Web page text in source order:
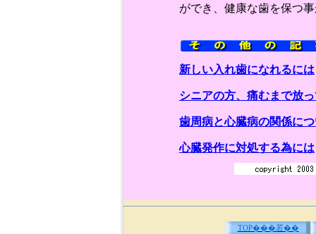
ができ、健康な歯を保つ
新しい入れ歯になれるには
シニアの方、痛むまで放
歯周病と心臓病の関係に
心臓発作に対処する為には
TOP���若��